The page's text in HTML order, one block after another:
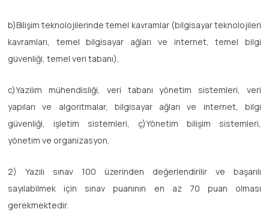
b)Bilişim teknolojilerinde temel kavramlar (bilgisayar teknolojileri
kavramları, temel bilgisayar ağları ve internet, temel bilgi
güvenliği, temel veri tabanı),
c)Yazılım mühendisliği, veri tabanı yönetim sistemleri, veri
yapıları ve algoritmalar, bilgisayar ağları ve internet, bilgi
güvenliği, işletim sistemleri, ç)Yönetim bilişim sistemleri,
yönetim ve organizasyon,
2) Yazılı sınav 100 üzerinden değerlendirilir ve başarılı
sayılabilmek için sınav puanının en az 70 puan olması
gerekmektedir.